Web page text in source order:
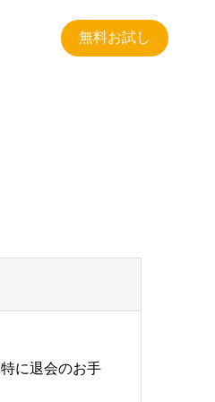
無料お試し
に退会のお手